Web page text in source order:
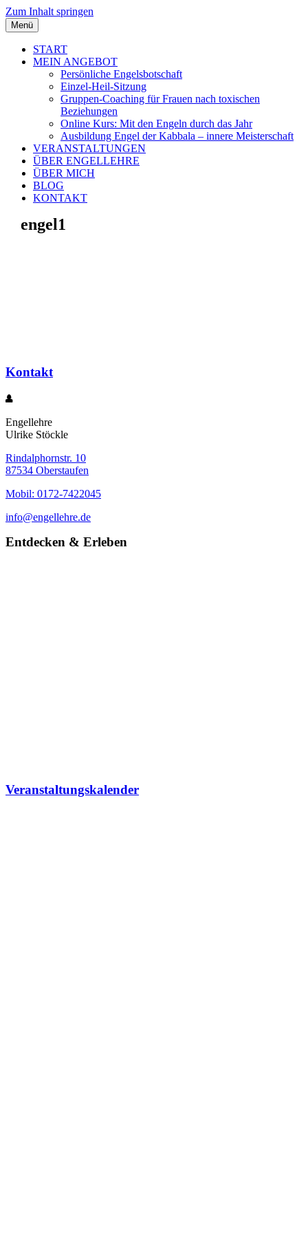
Zum Inhalt springen
Menü
START
MEIN ANGEBOT
Persönliche Engelsbotschaft
Einzel-Heil-Sitzung
Gruppen-Coaching für Frauen nach toxischen
Beziehungen
Online Kurs: Mit den Engeln durch das Jahr
Ausbildung Engel der Kabbala – innere Meisterschaft
VERANSTALTUNGEN
ÜBER ENGELLEHRE
ÜBER MICH
BLOG
KONTAKT
engel1
Kontakt
Engellehre
Ulrike Stöckle
Rindalphornstr. 10
87534 Oberstaufen
Mobil: 0172-7422045
info@engellehre.de
Entdecken & Erleben
Veranstaltungskalender